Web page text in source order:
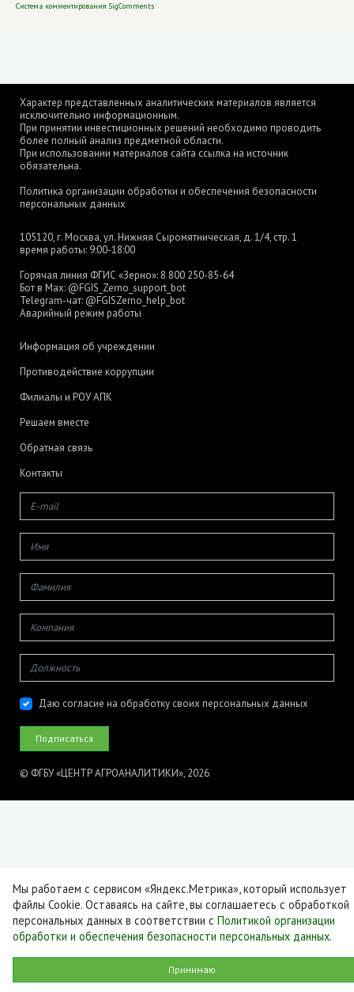
Система комментирования SigComments
Характер представленных аналитических материалов является
исключительно информационным.
При принятии инвестиционных решений необходимо проводить
более полный анализ предметной области.
При использовании материалов сайта ссылка на источник
обязательна.
Политика организации обработки и обеспечения безопасности
персональных данных
105120, г. Москва, ул. Нижняя Сыромятническая, д. 1/4, стр. 1
время работы: 9:00-18:00
Горячая линия ФГИС «Зерно»: 8 800 250-85-64
Бот в Max: @FGIS_Zerno_support_bot
Telegram-чат: @FGISZerno_help_bot
Аварийный режим работы
Информация об учреждении
Противодействие коррупции
Филиалы и РОУ АПК
Решаем вместе
Обратная связь
Контакты
Даю согласие на обработку своих персональных данных
© ФГБУ «ЦЕНТР АГРОАНАЛИТИКИ», 2026
Мы работаем с сервисом «Яндекс.Метрика», который использует
файлы Cookie. Оставаясь на сайте, вы соглашаетесь с обработкой
персональных данных в соответствии с Политикой организации
обработки и обеспечения безопасности персональных данных.
Принимаю